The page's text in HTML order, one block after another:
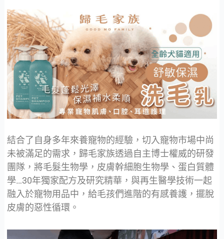
結合了自身多年來養寵物的經驗，切入寵物市場中尚
未被滿足的需求，歸毛家族透過自主博士權威的研發
團隊，將毛髮生物學，皮膚幹細胞生物學、蛋白質體
學…30年獨家配方及研究精華，與再生醫學技術一起
融入於寵物用品中，給毛孩們進階的有感養護，擺脫
皮膚的惡性循環。